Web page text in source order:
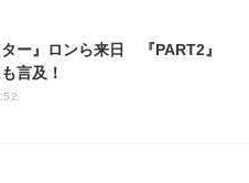
ター』ロンら来日 『PART2』
言及！